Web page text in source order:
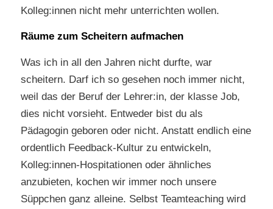
Kolleg:innen nicht mehr unterrichten wollen.
Räume zum Scheitern aufmachen
Was ich in all den Jahren nicht durfte, war
scheitern. Darf ich so gesehen noch immer nicht,
weil das der Beruf der Lehrer:in, der klasse Job,
dies nicht vorsieht. Entweder bist du als
Pädagogin geboren oder nicht. Anstatt endlich eine
ordentlich Feedback-Kultur zu entwickeln,
Kolleg:innen-Hospitationen oder ähnliches
anzubieten, kochen wir immer noch unsere
Süppchen ganz alleine. Selbst Teamteaching wird